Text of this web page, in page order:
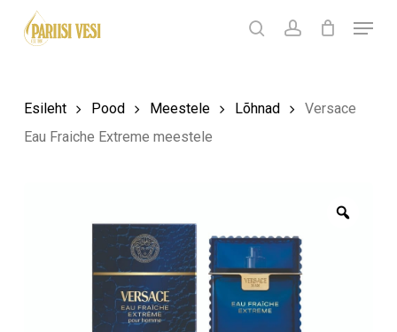
Products
search
searchaccount
Menu
Ostukorv
Esileht Pood Meestele Lõhnad
Versace
Eau Fraiche Extreme meestele